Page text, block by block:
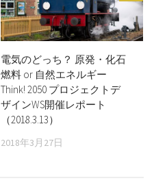
電気のどっち？ 原発・化石
燃料 or 自然エネルギー
Think! 2050 プロジェクトデ
ザインWS開催レポート
（2018.3.13）
2018年3月27日